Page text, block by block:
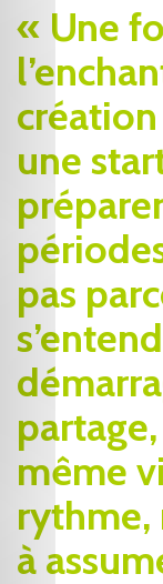
« Une
une
pas
même
rythme,
à